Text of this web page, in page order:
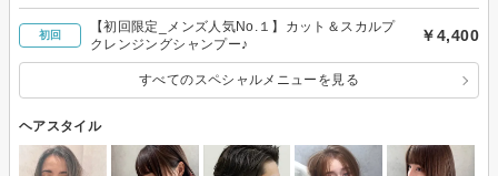
初回
【初回限定_メンズ人気No.１】カット＆スカルプ
クレンジングシャンプー♪
￥4,400
すべてのスペシャルメニューを見る
ヘアスタイル